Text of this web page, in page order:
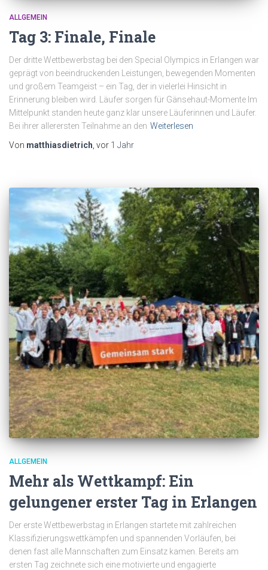
ALLGEMEIN
Tag 3: Finale, Finale
Der dritte Wettbewerbstag bei den Special Olympics in Erlangen war
geprägt von beeindruckenden Leistungen, bewegenden Momenten
und großem Teamgeist – ein Tag, der in vielerlei Hinsicht in
Erinnerung bleiben wird. Läufer sorgen für Gänsehaut-Momente Im
Mittelpunkt standen heute ganz klar unsere Läuferinnen und Läufer.
Bei ihrer allerersten Teilnahme an den Weiterlesen
Von matthiasdietrich , vor 1 Jahr
ALLGEMEIN
Mehr als Wettkampf: Ein
gelungener erster Tag in Erlangen
Der erste Wettbewerbstag in Erlangen startete mit zahlreichen
Klassifizierungswettkämpfen und spannenden Vorläufen, bei
denen fast alle Mannschaften zum Einsatz kamen. Bereits am
ersten Tag zeichnete sich eine motivierte und engagierte